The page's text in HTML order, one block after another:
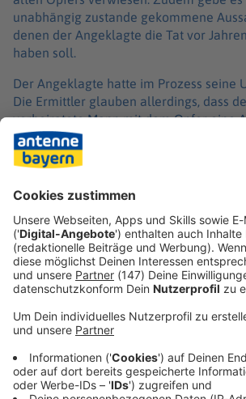
unabhängig zustande gekommene
denen der Angeklagte die Tat vor
haben soll.
Der Angeklagte hatte im Prozess seine
Die Ermittler glauben allerdings, dass
verheiratete Mann mit dem Opfer eine
damals 24-Jährige soll die angehende
Messerstichen nahe Kolitzheim bei
haben, weil die 18-Jährige gedroht
damaligen Ehefrau von der Liaison und